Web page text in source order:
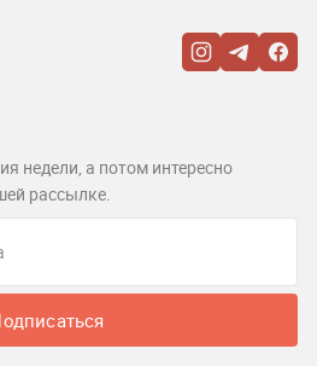
недели, а потом интересно
рассылке.